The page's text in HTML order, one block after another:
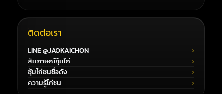
ติดต่อเรา
LINE @JAOKAICHON
สัมภาษณ์ซุ้มไก่
ซุ้มไก่ชนชื่อดัง
ความรู้ไก่ชน